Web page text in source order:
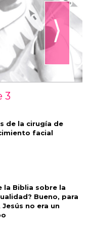
⟩
3
de la cirugía de
facial
la Biblia sobre la
Bueno, para
no era un